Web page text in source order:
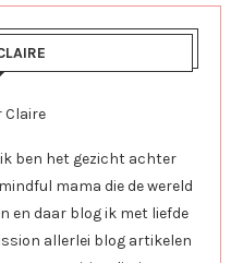
ben het gezicht achter
mama die de wereld
en daar blog ik met liefde
allerlei blog artikelen